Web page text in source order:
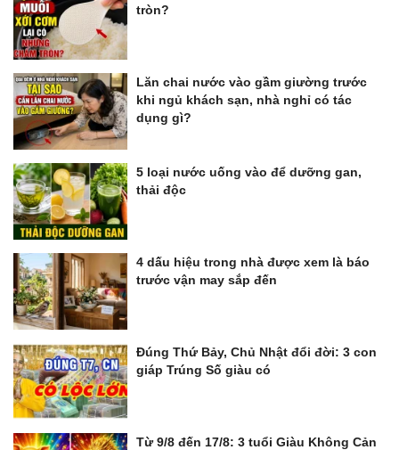
tròn?
Lăn chai nước vào gầm giường trước
khi ngủ khách sạn, nhà nghỉ có tác
dụng gì?
5 loại nước uống vào để dưỡng gan,
thải độc
4 dấu hiệu trong nhà được xem là báo
trước vận may sắp đến
Đúng Thứ Bảy, Chủ Nhật đổi đời: 3 con
giáp Trúng Số giàu có
Từ 9/8 đến 17/8: 3 tuổi Giàu Không Cản